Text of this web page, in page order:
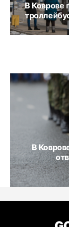
В Коврове
В